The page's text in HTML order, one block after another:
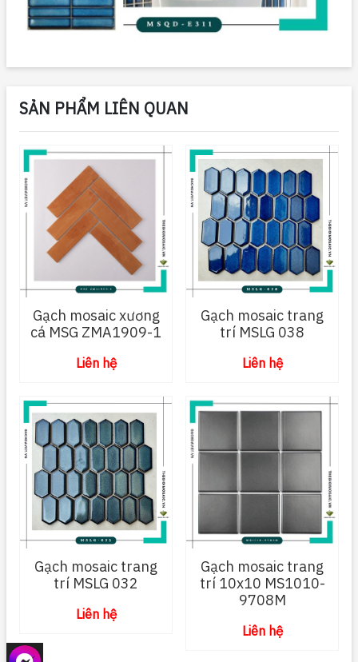
SẢN PHẨM LIÊN QUAN
Gạch mosaic xương
cá MSG ZMA1909-1
Liên hệ
Gạch mosaic trang
trí MSLG 038
Liên hệ
Gạch mosaic trang
trí MSLG 032
Liên hệ
Gạch mosaic trang
trí 10x10 MS1010-
9708M
Liên hệ